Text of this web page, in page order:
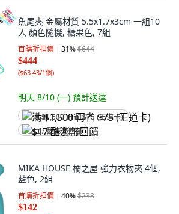
魚尾夾 金屬材質 5.5x1.7x3cm 一組10
入 顏色隨機, 糖果色, 7組
首購折扣價 31%$644
$444
($63.43/1個)
明天 8/10 (一) 預計送達
满 $1,500 再省 $75 (王道卡)
$17 酷澎幣回饋
MIKA HOUSE 橘之屋 強力衣物夾 4個,
藍色, 2組
首購折扣價 40%$238
$142